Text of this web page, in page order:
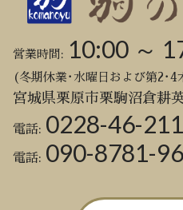
営業時間: 10:00 ～
(冬期休業･水曜日および第2･4
宮城県栗原市栗駒沼倉耕
電話: 0228-46-
電話: 090-8781-